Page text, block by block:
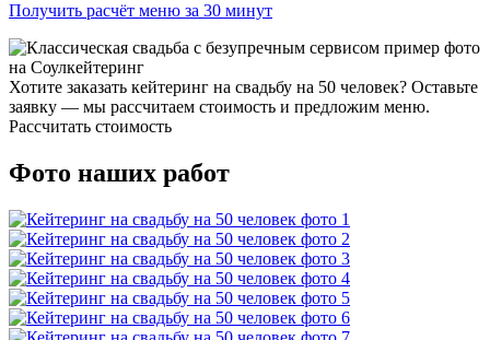
Получить расчёт меню за 30 минут
Хотите заказать кейтеринг на свадьбу на 50 человек? Оставьте
заявку — мы рассчитаем стоимость и предложим меню.
Рассчитать стоимость
Фото наших работ